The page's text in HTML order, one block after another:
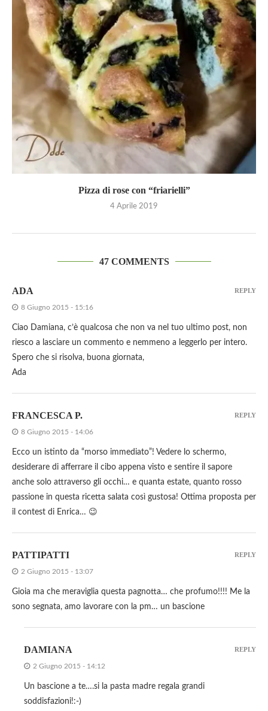
Pizza di rose con “friarielli”
4 Aprile 2019
47 COMMENTS
ADA
8 Giugno 2015 - 15:16
Ciao Damiana, c’è qualcosa che non va nel tuo ultimo post, non
riesco a lasciare un commento e nemmeno a leggerlo per intero.
Spero che si risolva, buona giornata,
Ada
REPLY
FRANCESCA P.
8 Giugno 2015 - 14:06
Ecco un istinto da “morso immediato”! Vedere lo schermo,
desiderare di afferrare il cibo appena visto e sentire il sapore
anche solo attraverso gli occhi… e quanta estate, quanto rosso
passione in questa ricetta salata così gustosa! Ottima proposta per
il contest di Enrica… 😉
REPLY
PATTIPATTI
2 Giugno 2015 - 13:07
Gioia ma che meraviglia questa pagnotta… che profumo!!!! Me la
sono segnata, amo lavorare con la pm… un bascione
REPLY
DAMIANA
2 Giugno 2015 - 14:12
Un bascione a te….si la pasta madre regala grandi
soddisfazioni!:-)
REPLY